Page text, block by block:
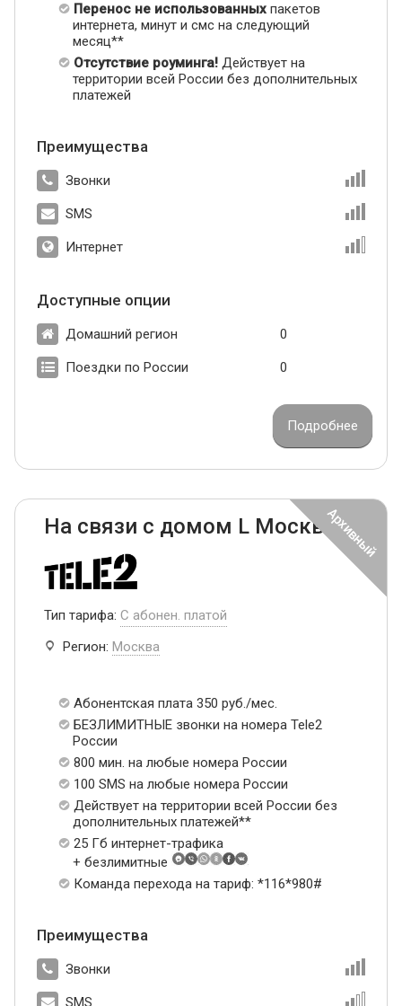
Перенос не использованных пакетов
интернета, минут и смс на следующий
месяц**
Отсутствие роуминга! Действует на
территории всей России без дополнительных
платежей
Преимущества
Звонки
SMS
Интернет
Доступные опции
Домашний регион 0
Поездки по России 0
Подробнее
На связи с домом L Москва
Тип тарифа: С абонен. платой
Регион: Москва
Абонентская плата 350 руб./мес.
БЕЗЛИМИТНЫЕ звонки на номера Tele2
России
800 мин. на любые номера России
100 SMS на любые номера России
Действует на территории всей России без
дополнительных платежей**
25 Гб интернет-трафика
+ безлимитные
Команда перехода на тариф: *116*980#
Преимущества
Звонки
SMS